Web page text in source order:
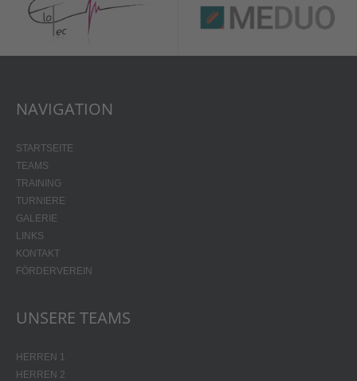
NAVIGATION
STARTSEITE
TEAMS
TRAINING
TURNIERE
GALERIE
LINKS
KONTAKT
FÖRDERVEREIN
UNSERE TEAMS
HERREN 1
HERREN 2